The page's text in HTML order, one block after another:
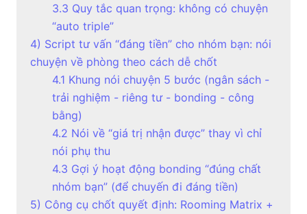
3.3 Quy tắc quan trọng: không có chuyện
“auto triple”
4) Script tư vấn “đáng tiền” cho nhóm bạn: nói
chuyện về phòng theo cách dễ chốt
4.1 Khung nói chuyện 5 bước (ngân sách -
trải nghiệm - riêng tư - bonding - công
bằng)
4.2 Nói về “giá trị nhận được” thay vì chỉ
nói phụ thu
4.3 Gợi ý hoạt động bonding “đúng chất
nhóm bạn” (để chuyến đi đáng tiền)
5) Công cụ chốt quyết định: Rooming Matrix +